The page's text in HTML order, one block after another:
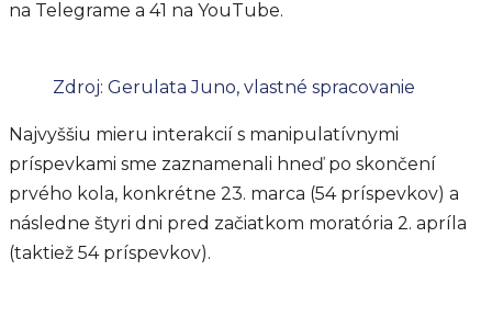
na Telegrame a 41 na YouTube.
Zdroj: Gerulata Juno, vlastné spracovanie
Najvyššiu mieru interakcií s manipulatívnymi
príspevkami sme zaznamenali hneď po skončení
prvého kola, konkrétne 23. marca (54 príspevkov) a
následne štyri dni pred začiatkom moratória 2. apríla
(taktiež 54 príspevkov).